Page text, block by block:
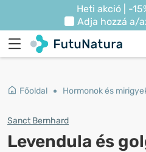
Heti akció | -
Adja hozzá a/
Főoldal Hormonok és
Sanct Bernhard
Levendula és